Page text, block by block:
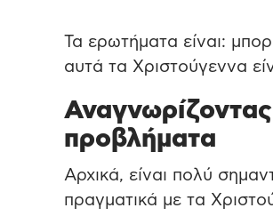
Τα ερωτήματα είναι:
αυτά τα Χριστούγεννα
προβλήματα
Αρχικά, είναι πολύ
πραγματικά με τα